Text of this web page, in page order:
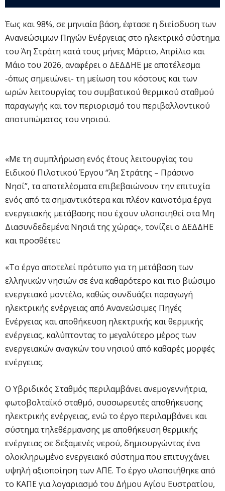
Έως και 98%, σε μηνιαία βάση, έφτασε η διείσδυση των
Ανανεώσιμων Πηγών Ενέργειας στο ηλεκτρικό σύστημα
του Άη Στράτη κατά τους μήνες Μάρτιο, Απρίλιο και
Μάιο του 2026, αναφέρει ο ΔΕΔΔΗΕ με αποτέλεσμα
-όπως σημειώνει- τη μείωση του κόστους και των
ωρών λειτουργίας του συμβατικού θερμικού σταθμού
παραγωγής και τον περιορισμό του περιβαλλοντικού
αποτυπώματος του νησιού.
«Με τη συμπλήρωση ενός έτους λειτουργίας του
Ειδικού Πιλοτικού Έργου “Άη Στράτης – Πράσινο
Νησί”, τα αποτελέσματα επιβεβαιώνουν την επιτυχία
ενός από τα σημαντικότερα και πλέον καινοτόμα έργα
ενεργειακής μετάβασης που έχουν υλοποιηθεί στα Μη
Διασυνδεδεμένα Νησιά της χώρας», τονίζει ο ΔΕΔΔΗΕ
και προσθέτει:
«Το έργο αποτελεί πρότυπο για τη μετάβαση των
ελληνικών νησιών σε ένα καθαρότερο και πιο βιώσιμο
ενεργειακό μοντέλο, καθώς συνδυάζει παραγωγή
ηλεκτρικής ενέργειας από Ανανεώσιμες Πηγές
Ενέργειας και αποθήκευση ηλεκτρικής και θερμικής
ενέργειας, καλύπτοντας το μεγαλύτερο μέρος των
ενεργειακών αναγκών του νησιού από καθαρές μορφές
ενέργειας.
Ο Υβριδικός Σταθμός περιλαμβάνει ανεμογεννήτρια,
φωτοβολταϊκό σταθμό, συσσωρευτές αποθήκευσης
ηλεκτρικής ενέργειας, ενώ το έργο περιλαμβάνει και
σύστημα τηλεθέρμανσης με αποθήκευση θερμικής
ενέργειας σε δεξαμενές νερού, δημιουργώντας ένα
ολοκληρωμένο ενεργειακό σύστημα που επιτυγχάνει
υψηλή αξιοποίηση των ΑΠΕ. Το έργο υλοποιήθηκε από
το ΚΑΠΕ για λογαριασμό του Δήμου Αγίου Ευστρατίου,